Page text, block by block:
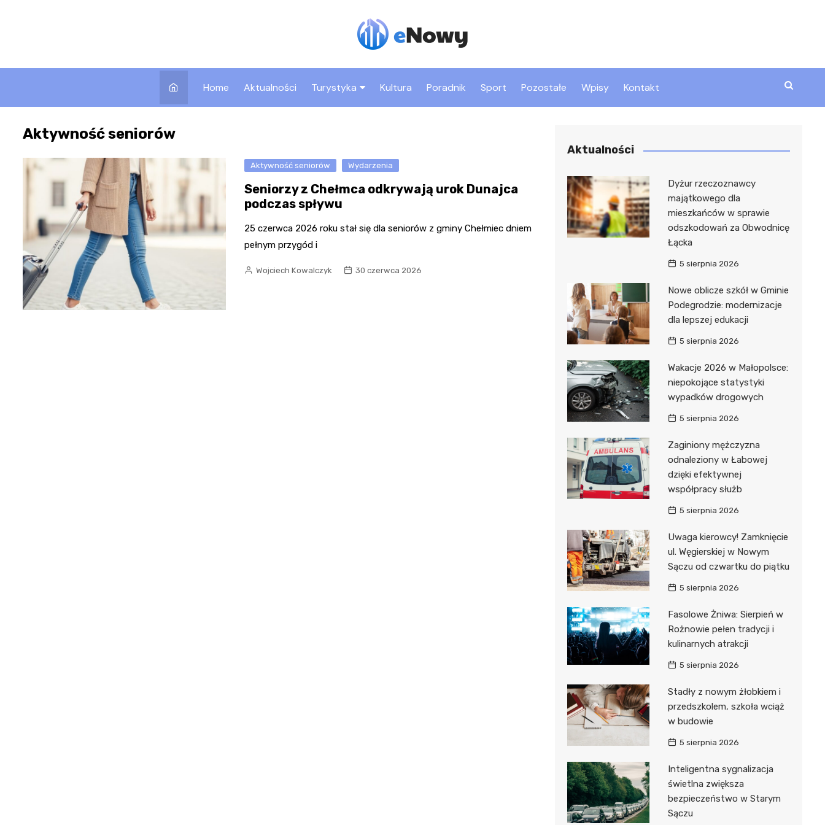
Home Aktualności Turystyka
Kowalska
Etnograficzny
Atrakcje dla dzieci w
Nowym Sączu
Sala zabaw Fun Park
Kryta pływalnia MOSiR
Zabytki Nowego Sącza
Dom Gotycki
„Biały Klasztor” – klasztor
Kultura Poradnik Sport Pozostałe Wpisy Kontakt
Aktywność seniorów
Aktywność seniorów Wydarzenia
Seniorzy z Chełmca odkrywają urok Dunajca
podczas spływu
25 czerwca 2026 roku stał się dla seniorów z gminy Chełmiec dniem
pełnym przygód i
Wojciech Kowalczyk 30 czerwca 2026
Aktualności
Dyżur rzeczoznawcy
majątkowego dla
mieszkańców w sprawie
odszkodowań za Obwodnicę
Łącka
5 sierpnia 2026
Nowe oblicze szkół w Gminie
Podegrodzie: modernizacje
dla lepszej edukacji
5 sierpnia 2026
Wakacje 2026 w Małopolsce:
niepokojące statystyki
wypadków drogowych
5 sierpnia 2026
Zaginiony mężczyzna
odnaleziony w Łabowej
dzięki efektywnej
współpracy służb
5 sierpnia 2026
Uwaga kierowcy! Zamknięcie
ul. Węgierskiej w Nowym
Sączu od czwartku do piątku
5 sierpnia 2026
Fasolowe Żniwa: Sierpień w
Rożnowie pełen tradycji i
kulinarnych atrakcji
5 sierpnia 2026
Stadły z nowym żłobkiem i
przedszkolem, szkoła wciąż
w budowie
5 sierpnia 2026
Inteligentna sygnalizacja
świetlna zwiększa
bezpieczeństwo w Starym
Sączu